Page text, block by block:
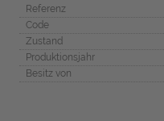
Referenz
Code
Zustand
Produktionsjahr
Besitz von